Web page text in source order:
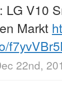
LG V10
Markt
22nd,